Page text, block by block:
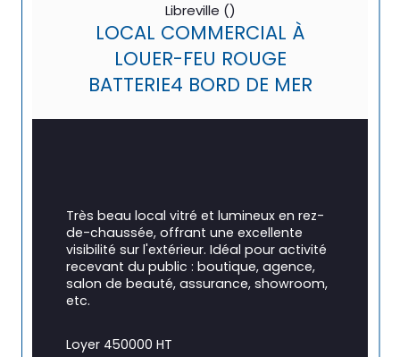
Libreville ()
LOCAL COMMERCIAL À
LOUER-FEU ROUGE
BATTERIE4 BORD DE MER
Très beau local vitré et lumineux en rez-
de-chaussée, offrant une excellente
visibilité sur l'extérieur. Idéal pour activité
recevant du public : boutique, agence,
salon de beauté, assurance, showroom,
etc.
Loyer 450000 HT